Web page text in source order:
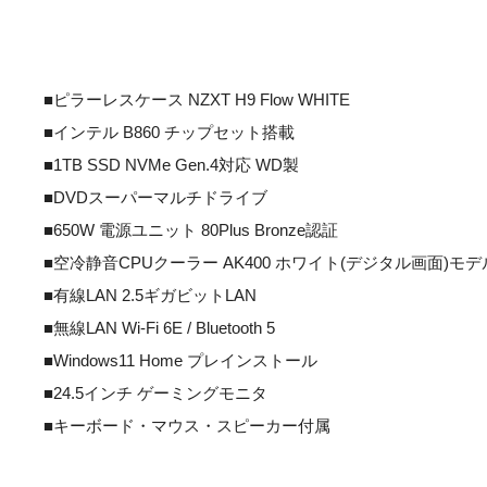
■ピラーレスケース NZXT H9 Flow WHITE
■インテル B860 チップセット搭載
■1TB SSD NVMe Gen.4対応 WD製
■DVDスーパーマルチドライブ
■650W 電源ユニット 80Plus Bronze認証
■空冷静音CPUクーラー AK400 ホワイト(デジタル画面)モデ
■有線LAN 2.5ギガビットLAN
■無線LAN Wi-Fi 6E / Bluetooth 5
■Windows11 Home プレインストール
■24.5インチ ゲーミングモニタ
■キーボード・マウス・スピーカー付属